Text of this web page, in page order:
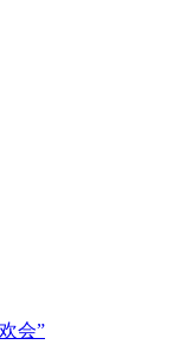
会”